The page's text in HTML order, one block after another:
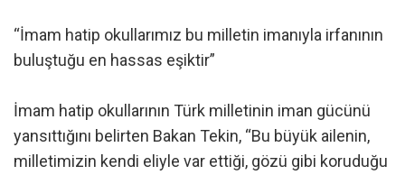
“İmam hatip okullarımız bu milletin imanıyla irfanının
buluştuğu en hassas eşiktir”
İmam hatip okullarının Türk milletinin iman gücünü
yansıttığını belirten Bakan Tekin, “Bu büyük ailenin,
milletimizin kendi eliyle var ettiği, gözü gibi koruduğu